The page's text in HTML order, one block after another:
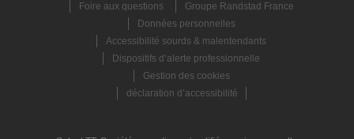
Foire aux questions
Groupe Randstad France
Données personnelles
Accessibilité sourds & malentendants
Dispositifs d’alerte professionnelle
Gestion des cookies
déclaration d’accessibilité